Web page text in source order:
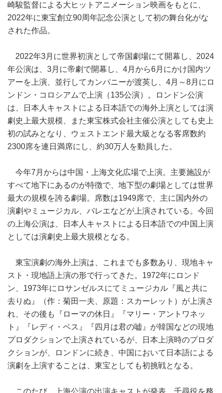
崎駿監督による大ヒットアニメーション映画をもとに、
2022年に東宝創立90周年記念公演として初の舞台化がな
された作品。
2022年3月に世界初演として帝国劇場にて開幕し、2024
年公演は、3月に帝劇で開幕し、4月から6月にかけ国内ツ
アーを上演、並行してカンパニーが渡英し、4月～8月にロ
ンドン・コロシアムで上演（135公演）。ロンドン公演
は、日本人キャストによる日本語での海外上演としては演
劇史上最大規模、また東宝株式会社主催公演としても史上
初の試みとなり、ウェストエンド最大級となる客席数約
2300席を連日満席にし、約30万人を動員した。
今年7月からは中国・上海文化広場で上演。主要施設が
すべて地下にあるのが特徴で、地下型の劇場としては世界
最大の規模を誇る劇場。席数は1949席で、主に国内外の
演劇やミュージカル、バレエなどが上演されている。今回
の上海公演は、日本人キャストによる日本語での中国上演
としては演劇史上最大規模となる。
東宝演劇の海外上演は、これまでも多数あり、現地キャ
スト・現地語上演の形で行ってきた。1972年にロンド
ン、1973年にロサンゼルスにてミュージカル『風と共に
去りぬ』（作：菊田一夫、原題：スカーレット）が上演さ
れ、その後も『ローマの休日』『マリー・アントワネッ
ト』『レディ・ベス』『四月は君の嘘』が韓国などの現地
プロダクションで上演されているが、日本上演時のプロダ
クションが、ロンドンに続き、中国において日本語による
演劇を上演することは、東宝としても初挑戦となる。
このたび、上海公演の出演キャストが発表。千尋役を務